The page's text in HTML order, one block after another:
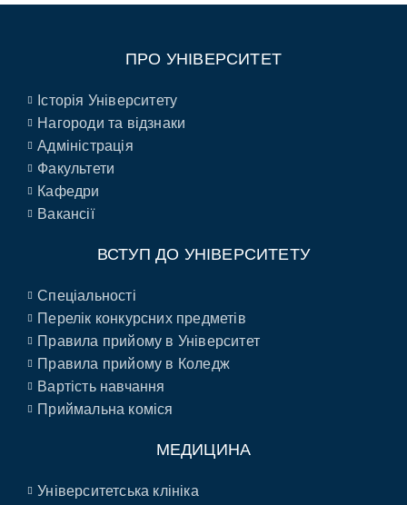
ПРО УНІВЕРСИТЕТ
Історія Університету
Нагороди та відзнаки
Адміністрація
Факультети
Кафедри
Вакансії
ВСТУП ДО УНІВЕРСИТЕТУ
Спеціальності
Перелік конкурсних предметів
Правила прийому в Університет
Правила прийому в Коледж
Вартість навчання
Приймальна коміся
МЕДИЦИНА
Університетська клініка